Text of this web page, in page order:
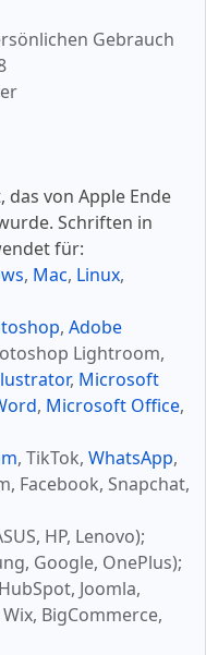
Gebrauch
das von Apple Ende
Schriften in
für:
, Mac, Linux,
, Adobe
Lightroom,
, Microsoft
, Microsoft Office,
, TikTok, WhatsApp,
Facebook, Snapchat,
HP, Lenovo);
Google, OnePlus);
Joomla,
BigCommerce,